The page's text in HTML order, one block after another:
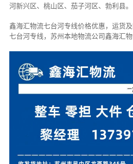
河新兴区、桃山区、茄子河区、勃利县。
鑫海汇物流七台河专线价格优惠，运货
七台河专线，苏州本地物流公司鑫海汇